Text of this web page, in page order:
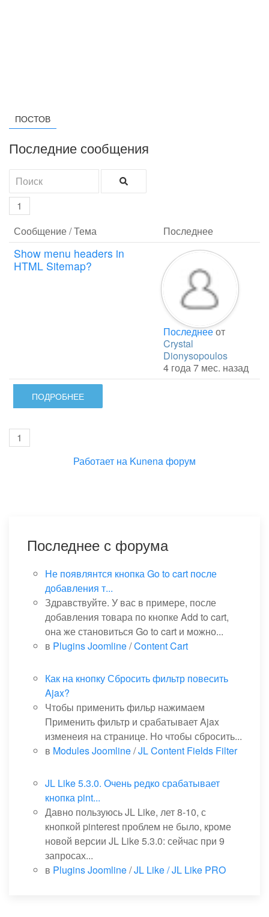
ПОСТОВ
Последние сообщения
1
Сообщение / Тема
Последнее
ПОДРОБНЕЕ
Show menu headers in
HTML Sitemap?
Последнееот
Crystal
Dionysopoulos
4 года 7 мес. назад
1
Работает на Kunena форум
Последнее с форума
Не появлянтся кнопка Go to cart после
добавления т...
Здравствуйте. У вас в примере, после
добавления товара по кнопке Add to cart,
она же становиться Go to cart и можно...
в Plugins Joomline/Content Cart
Как на кнопку Сбросить фильтр повесить
Ajax?
Чтобы применить фильр нажимаем
Применить фильтр и срабатывает Ajax
изменеия на странице. Но чтобы сбросить...
в Modules Joomline/JL Content Fields Filter
JL Like 5.3.0. Очень редко срабатывает
кнопка pint...
Давно пользуюсь JL Like, лет 8-10, с
кнопкой pinterest проблем не было, кроме
новой версии JL Like 5.3.0: сейчас при 9
запросах...
в Plugins Joomline/JL Like / JL Like PRO